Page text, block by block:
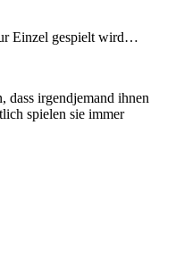
Einzel gespielt wird…
dass irgendjemand ihnen
spielen sie immer